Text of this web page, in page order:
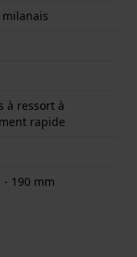
à ressort à
rapide
- 190 mm